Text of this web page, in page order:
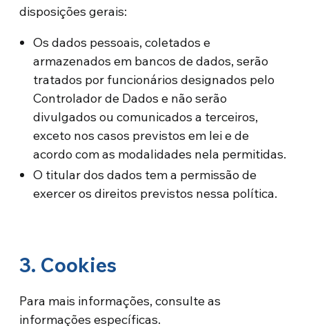
disposições gerais:
Os dados pessoais, coletados e
armazenados em bancos de dados, serão
tratados por funcionários designados pelo
Controlador de Dados e não serão
divulgados ou comunicados a terceiros,
exceto nos casos previstos em lei e de
acordo com as modalidades nela permitidas.
O titular dos dados tem a permissão de
exercer os direitos previstos nessa política.
3. Cookies
Para mais informações, consulte as
informações específicas.